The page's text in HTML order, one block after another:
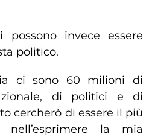
possono invece essere
politico.
ci sono 60 milioni di
di politici e di
cercherò di essere il più
nell’esprimere la mia